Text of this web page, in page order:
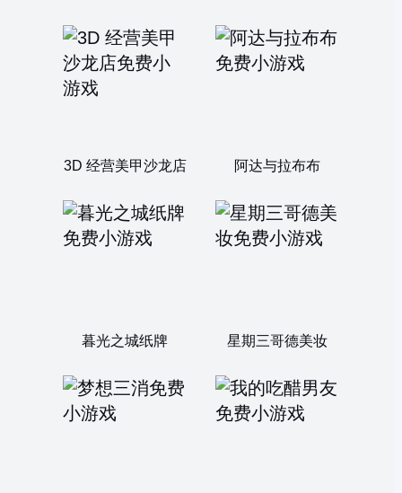
3D 经营美甲沙龙店 阿达与拉布布
暮光之城纸牌 星期三哥德美妆